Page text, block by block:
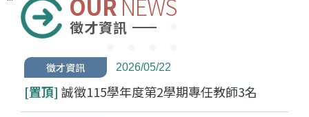
徵才資訊
徵才資訊 2026/05/22
[置頂] 誠徵115學年度第2學期專任教師3名